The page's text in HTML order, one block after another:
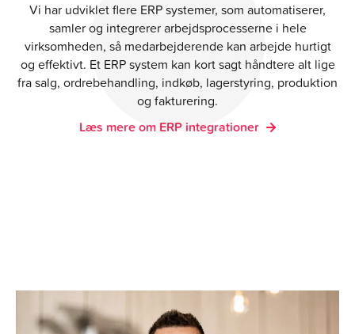
Vi har udviklet flere ERP systemer, som automatiserer,
samler og integrerer arbejdsprocesserne i hele
virksomheden, så medarbejderende kan arbejde hurtigt
og effektivt. Et ERP system kan kort sagt håndtere alt lige
fra salg, ordrebehandling, indkøb, lagerstyring, produktion
og fakturering.
Læs mere om ERP integrationer